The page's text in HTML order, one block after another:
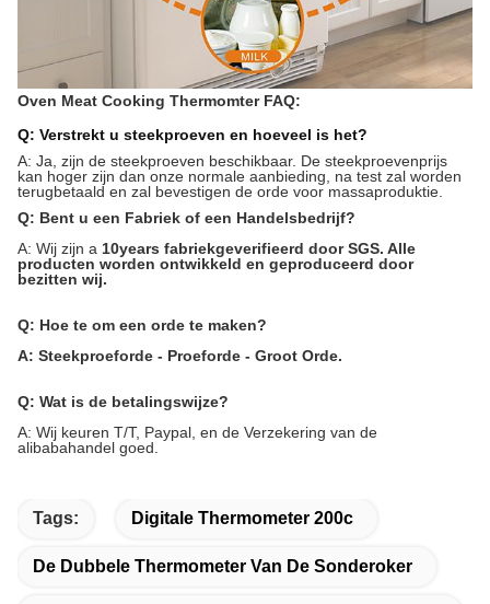
Oven Meat Cooking Thermomter FAQ:
Q: Verstrekt u steekproeven en hoeveel is het?
A: Ja, zijn de steekproeven beschikbaar. De steekproevenprijs
kan hoger zijn dan onze normale aanbieding, na test zal worden
terugbetaald en zal bevestigen de orde voor massaproduktie.
Q: Bent u een Fabriek of een Handelsbedrijf?
A: Wij zijn a 10years fabriekgeverifieerd door SGS. Alle
producten worden ontwikkeld en geproduceerd door
bezitten wij.
Q: Hoe te om een orde te maken?
A: Steekproeforde - Proeforde - Groot Orde.
Q: Wat is de betalingswijze?
A: Wij keuren T/T, Paypal, en de Verzekering van de
alibabahandel goed.
Tags: Digitale Thermometer 200c
De Dubbele Thermometer Van De Sonderoker